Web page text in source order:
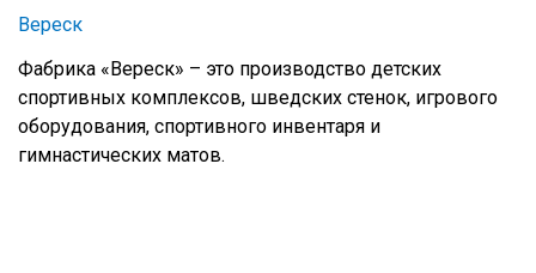
Вереск
Фабрика «Вереск» – это производство детских
спортивных комплексов, шведских стенок, игрового
оборудования, спортивного инвентаря и
гимнастических матов.